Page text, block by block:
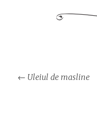
Navigare
← Uleiul de masline